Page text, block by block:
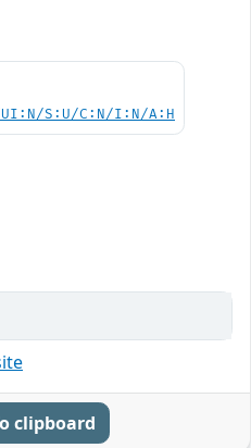
UI:N/S:U/C:N/I:N/A:H
clipboard